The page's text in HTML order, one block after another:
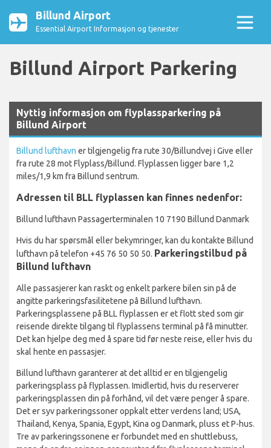
Billund Airport
Essential Airport Informasjon og tjenester
Billund Airport Parkering
Nyttig informasjon om flyplassparkering på
Billund Airport
Billund lufthavn er tilgjengelig fra rute 30/Billundvej i Give eller
fra rute 28 mot Flyplass/Billund. Flyplassen ligger bare 1,2
miles/1,9 km fra Billund sentrum.
Adressen til BLL flyplassen kan finnes nedenfor:
Billund lufthavn Passagerterminalen 10 7190 Billund Danmark
Hvis du har spørsmål eller bekymringer, kan du kontakte Billund
lufthavn på telefon +45 76 50 50 50. Parkeringstilbud på
Billund lufthavn
Alle passasjerer kan raskt og enkelt parkere bilen sin på de
angitte parkeringsfasilitetene på Billund lufthavn.
Parkeringsplassene på BLL flyplassen er et flott sted som gir
reisende direkte tilgang til flyplassens terminal på få minutter.
Det kan hjelpe deg med å spare tid før neste reise, eller hvis du
skal hente en passasjer.
Billund lufthavn garanterer at det alltid er en tilgjengelig
parkeringsplass på flyplassen. Imidlertid, hvis du reserverer
parkeringsplassen din på forhånd, vil det være penger å spare.
Det er syv parkeringssoner oppkalt etter verdens land; USA,
Thailand, Kenya, Spania, Egypt, Kina og Danmark, pluss et P-hus.
Tre av parkeringssonene er forbundet med en shuttlebuss,